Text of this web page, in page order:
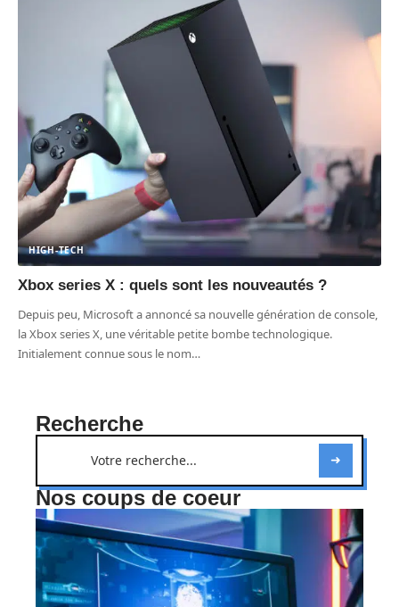
HIGH-TECH
Xbox series X : quels sont les nouveautés ?
Depuis peu, Microsoft a annoncé sa nouvelle génération de console,
la Xbox series X, une véritable petite bombe technologique.
Initialement connue sous le nom…
Recherche
Nos coups de coeur